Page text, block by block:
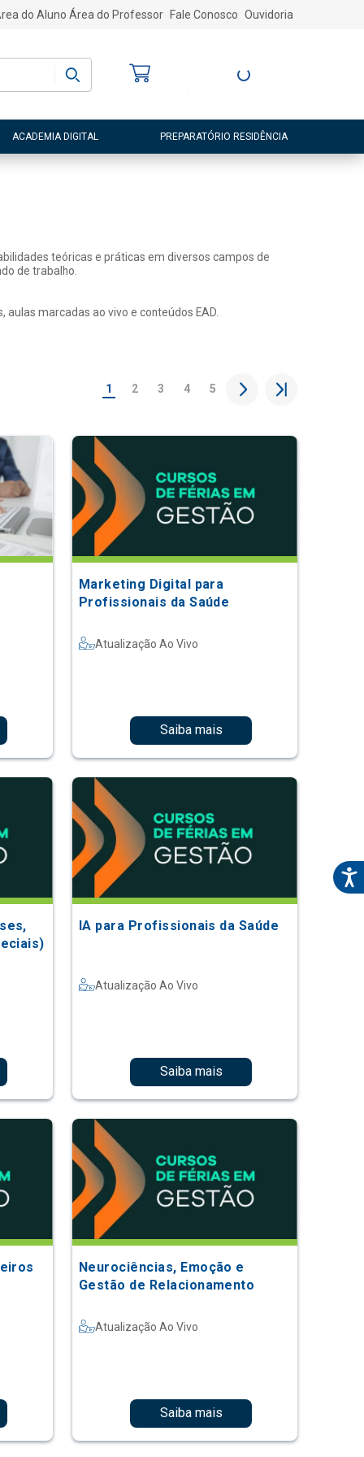
do Aluno Área do Professor Fale Conosco Ouvidoria
Entre ou Cadastre-
ACADEMIA DIGITAL PREPARATÓRIO RESIDÊNCIA
teóricas e práticas em diversos campos de
de trabalho.
marcadas ao vivo e conteúdos EAD.
1 2 3 4 5
Marketing Digital para
Profissionais da Saúde
Atualização Ao Vivo
Saiba mais
IA para Profissionais da Saúde
Atualização Ao Vivo
Saiba mais
Neurociências, Emoção e
Gestão de Relacionamento
Atualização Ao Vivo
Saiba mais